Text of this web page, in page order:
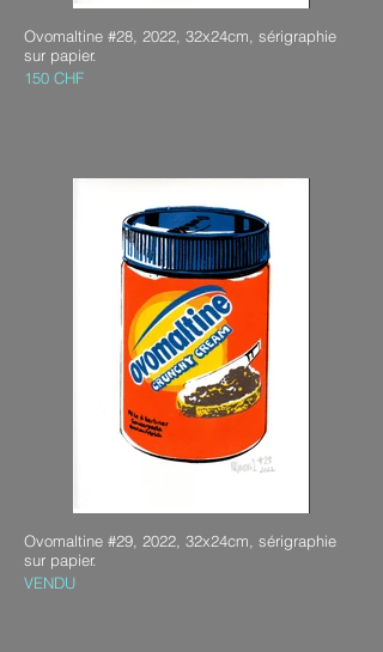
Ovomaltine #28, 2022, 32x24cm, sérigraphie
sur papier.
150 CHF
Ovomaltine #29, 2022, 32x24cm, sérigraphie
sur papier.
VENDU